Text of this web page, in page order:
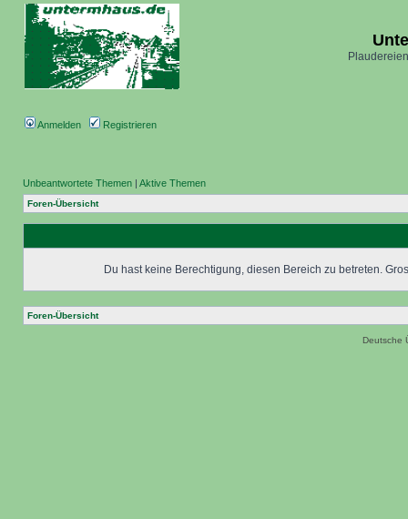
Anmelden Registrieren
Unbeantwortete Themen | Aktive Themen
Foren-Übersicht
Du hast keine Berechtigung, diesen Bereich zu betreten.
Foren-Übersicht
Deutsche